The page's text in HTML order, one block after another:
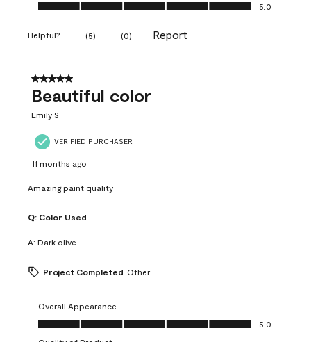
Ease of Application, 5.0 out of 5
5.0
Helpful? (5) (0) Report
5 out of 5 stars.
Beautiful color
Emily S
VERIFIED PURCHASER
11 months ago
Amazing paint quality
Q: Color Used
A: Dark olive
Project Completed Other
Overall Appearance
Overall Appearance, 5.0 out of 5
5.0